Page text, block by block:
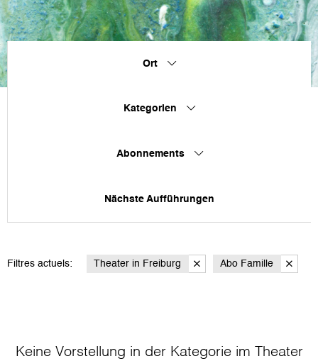
Ort
Kategorien
Abonnements
Nächste Aufführungen
Filtres actuels: Theater in Freiburg Abo Famille
Keine Vorstellung in der Kategorie im Theater